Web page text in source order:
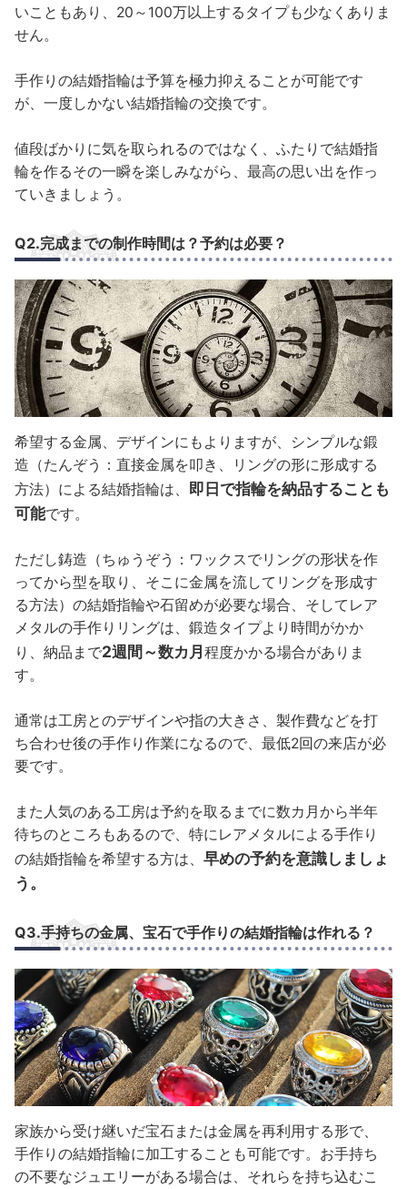
いこともあり、20～100万以上するタイプも少なくありま
せん。
手作りの結婚指輪は予算を極力抑えることが可能です
が、一度しかない結婚指輪の交換です。
値段ばかりに気を取られるのではなく、ふたりで結婚指
輪を作るその一瞬を楽しみながら、最高の思い出を作っ
ていきましょう。
Q2.完成までの制作時間は？予約は必要？
希望する金属、デザインにもよりますが、シンプルな鍛
造（たんぞう：直接金属を叩き、リングの形に形成する
方法）による結婚指輪は、
即日で指輪を納品することも
可能です。
ただし鋳造（ちゅうぞう：ワックスでリングの形状を作
ってから型を取り、そこに金属を流してリングを形成す
る方法）の結婚指輪や石留めが必要な場合、そしてレア
メタルの手作りリングは、鍛造タイプより時間がかか
り、納品まで2週間～数カ月程度かかる場合がありま
す。
通常は工房とのデザインや指の大きさ、製作費などを打
ち合わせ後の手作り作業になるので、最低2回の来店が必
要です。
また人気のある工房は予約を取るまでに数カ月から半年
待ちのところもあるので、特にレアメタルによる手作り
の結婚指輪を希望する方は、早めの予約を意識しましょ
う。
Q3.手持ちの金属、宝石で手作りの結婚指輪は作れる？
家族から受け継いだ宝石または金属を再利用する形で、
手作りの結婚指輪に加工することも可能です。お手持ち
の不要なジュエリーがある場合は、それらを持ち込むこ